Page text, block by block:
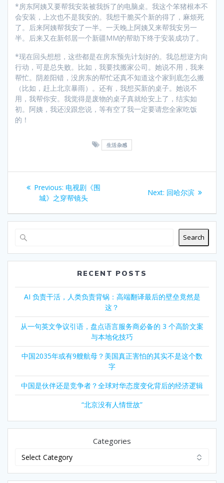
*房东阿姨又要帮我安装被我拆了的电脑桌。我这个笨猪根本不
会安装，上次也不是我安的。我想干脆买个新的得了，麻烦死
了。后来阿姨帮我安了一半。一天晚上阿姨又来帮我安另一
半。后来又在新邻居一个新疆MM的帮助下终于安装成功了。
*现在回头想想，这些都是在房东预先计划好的。我总想逆方向
行动，可是总失败。比如，我要找搬家公司。她说不用，我来
帮忙。阴差阳错，没房东的帮忙还真不知道这个家到底怎么搬
（比如，赶上北京暴雨）。还有，我想买新的桌子。她说不
用，我帮你安。我觉得是废物的桌子真就给安上了，结实如
初。阿姨，我还没跟您说，等有空了我一定要请您全家吃饭
的！
生活杂感
Post
navigation
Previous: Previous
post:
电视剧《围
城》之穿帮镜头
Next: Next
回哈尔滨
Search
RECENT POSTS
AI 负责干活，人类负责背锅：高端翻译最后的壁垒竟然是
这？
从一句英文争议引语，盘点语言服务商必备的 3 个高阶文案
与本地化技巧
中国2035年或有9艘航母？美国真正害怕的其实不是这个数
字
中国是伙伴还是竞争者？全球对华态度变化背后的经济逻辑
“北京没有人情世故”
Categories